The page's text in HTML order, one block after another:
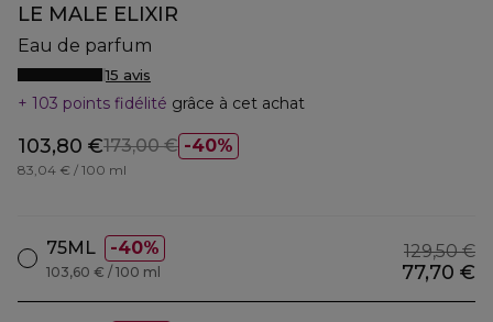
LE MALE ELIXIR
Eau de parfum
15 avis
103 points fidélité grâce à cet achat
40%
103,80 €173,00 €
83,04 € / 100 ml
75ML 40% 129,50 €
77,70 €
103,60 € / 100 ml